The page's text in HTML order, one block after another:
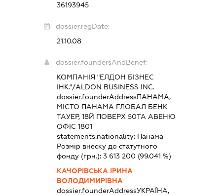
36193945
dossier.regDate:
21.10.08
dossier.foundersAndBenef:
КОМПАНІЯ "ЕЛДОН БІЗНЕС
ІНК."/ALDON BUSINESS INC.
dossier.founderAddressПАНАМА,
МІСТО ПАНАМА ГЛОБАЛ БЕНК
ТАУЕР, 18Й ПОВЕРХ 50ТА АВЕНЮ
ОФІС 1801
statements.nationality: Панама
Розмір внеску до статутного
фонду (грн.): 3 613 200 (99.041 %)
КАЧОРІВСЬКА ІРИНА
ВОЛОДИМИРІВНА
dossier.founderAddressУКРАЇНА,